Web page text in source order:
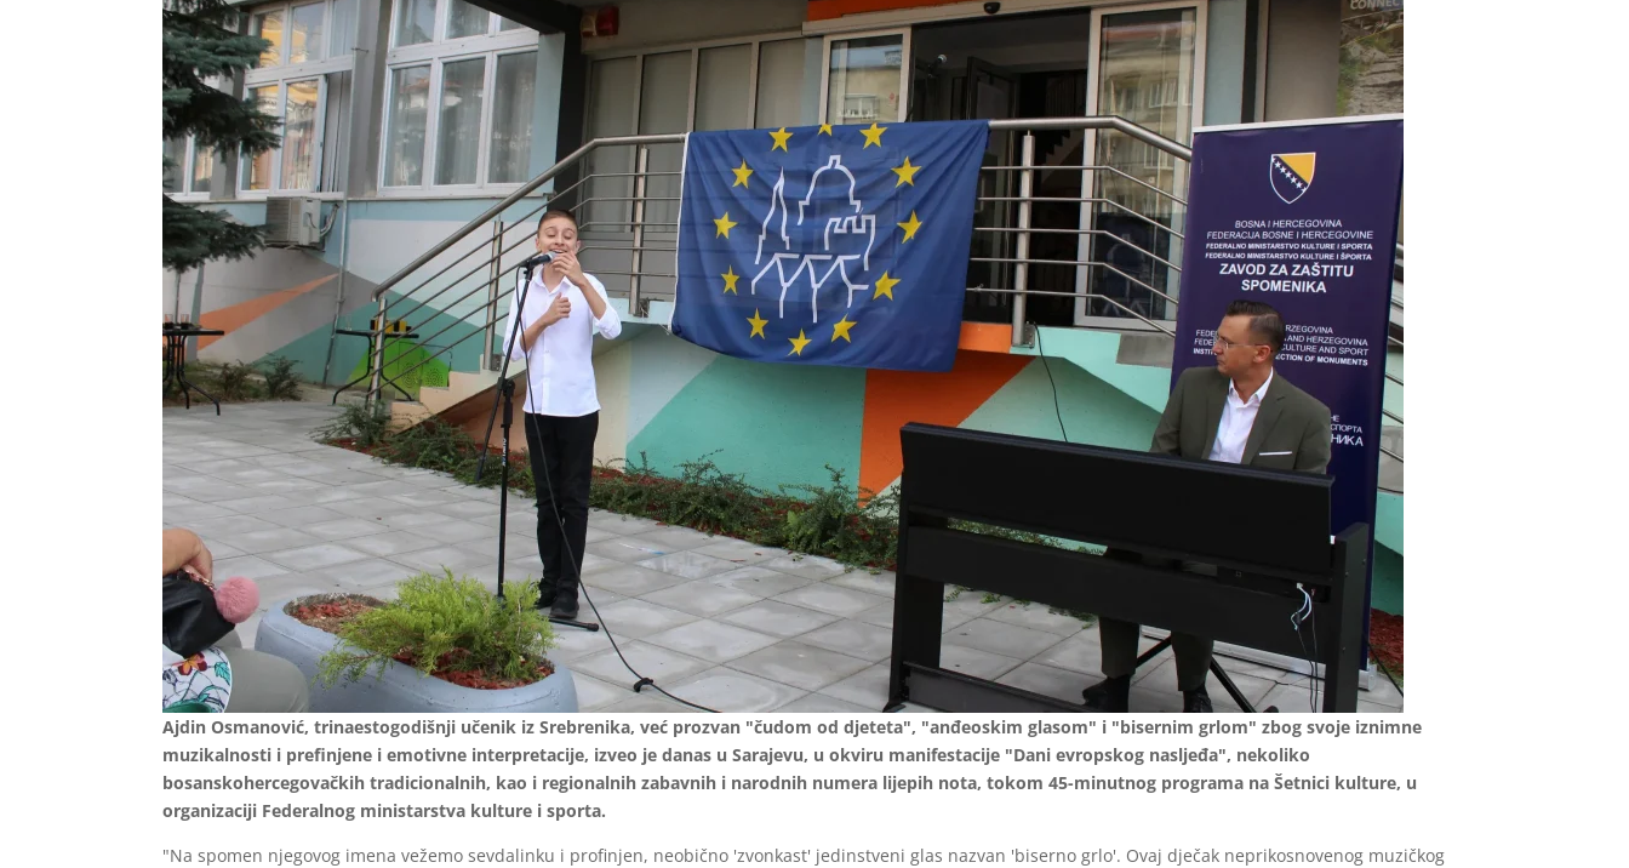
Ajdin Osmanović, trinaestogodišnji učenik iz Srebrenika, već prozvan "čudom od djeteta", "anđeoskim glasom" i "bisernim grlom" zbog svoje iznimne
muzikalnosti i prefinjene i emotivne interpretacije, izveo je danas u Sarajevu, u okviru manifestacije "Dani evropskog nasljeđa", nekoliko
bosanskohercegovačkih tradicionalnih, kao i regionalnih zabavnih i narodnih numera lijepih nota, tokom 45-minutnog programa na Šetnici kulture, u
organizaciji Federalnog ministarstva kulture i sporta.
"Na spomen njegovog imena vežemo sevdalinku i profinjen, neobično 'zvonkast' jedinstveni glas nazvan 'biserno grlo'. Ovaj dječak neprikosnovenog muzičkog